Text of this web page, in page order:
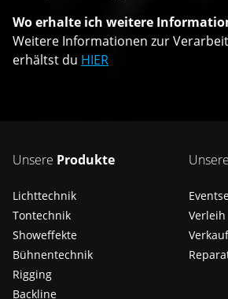
Wo erhalte ich weitere
Weitere Informationen zur
erhältst du HIER
Unsere Produkte
Lichttechnik
Tontechnik
Showeffekte
Bühnentechnik
Rigging
Backline
Unsere
Verleih
Verkauf